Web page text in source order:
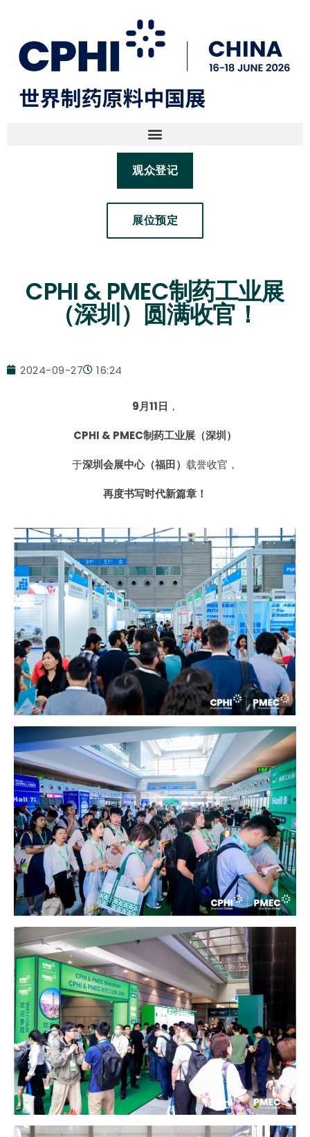
观众登记
展位预定
CPHI & PMEC制药工业展
（深圳）圆满收官！
2024-09-27 16:24
9月11日 ，
CPHI & PMEC制药工业展（深圳）
于深圳会展中心（福田） 载誉收官，
再度书写时代新篇章！